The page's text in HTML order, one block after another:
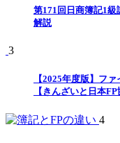
第171回日商簿記1
解説
3
【2025年度版】フ
【きんざいと日本FP
4